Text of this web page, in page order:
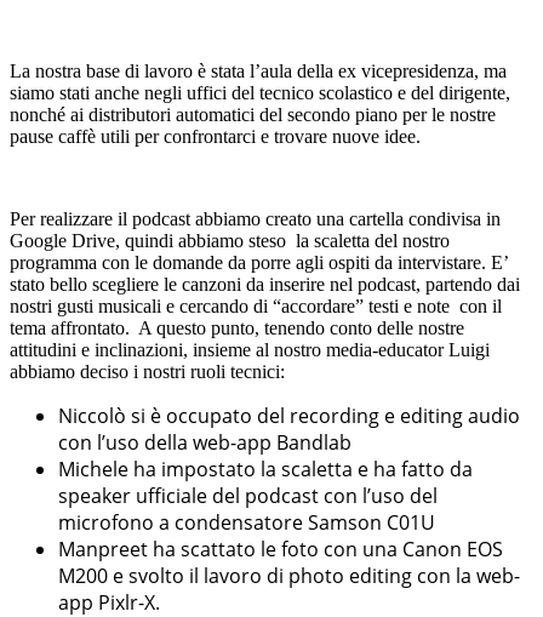
La nostra base di lavoro è stata l’aula della ex vicepresidenza, ma
siamo stati anche negli uffici del tecnico scolastico e del dirigente,
nonché ai distributori automatici del secondo piano per le nostre
pause caffè utili per confrontarci e trovare nuove idee.
Per realizzare il podcast abbiamo creato una cartella condivisa in
Google Drive, quindi abbiamo steso la scaletta del nostro
programma con le domande da porre agli ospiti da intervistare. E’
stato bello scegliere le canzoni da inserire nel podcast, partendo dai
nostri gusti musicali e cercando di “accordare” testi e note con il
tema affrontato. A questo punto, tenendo conto delle nostre
attitudini e inclinazioni, insieme al nostro media-educator Luigi
abbiamo deciso i nostri ruoli tecnici:
Niccolò si è occupato del recording e editing audio
con l’uso della web-app Bandlab
Michele ha impostato la scaletta e ha fatto da
speaker ufficiale del podcast con l’uso del
microfono a condensatore Samson C01U
Manpreet ha scattato le foto con una Canon EOS
M200 e svolto il lavoro di photo editing con la web-
app Pixlr-X.